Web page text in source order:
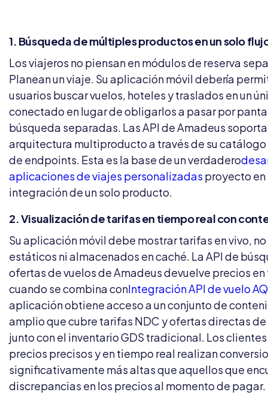
1. Búsqueda de múltiples productos en un solo
Los viajeros no piensan en módulos de reserva
Planean un viaje. Su aplicación móvil debería
usuarios buscar vuelos, hoteles y traslados en un
conectado en lugar de obligarlos a pasar por
búsqueda separadas. Las API de Amadeus
arquitectura multiproducto a través de su
de endpoints. Esta es la base de un verdadero
aplicaciones de viajes personalizadas proyecto en
integración de un solo producto.
2. Visualización de tarifas en tiempo real con
Su aplicación móvil debe mostrar tarifas en vivo,
estáticos ni almacenados en caché. La API de
ofertas de vuelos de Amadeus devuelve precios
cuando se combina conIntegración API de vuelo
aplicación obtiene acceso a un conjunto de
amplio que cubre tarifas NDC y ofertas directas
junto con el inventario GDS tradicional. Los
precios precisos y en tiempo real realizan
significativamente más altas que aquellos que
discrepancias en los precios al momento de pagar.